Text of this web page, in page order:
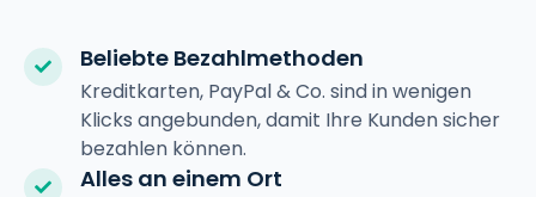
Beliebte Bezahlmethoden
Kreditkarten, PayPal & Co. sind in wenigen
Klicks angebunden, damit Ihre Kunden sicher
bezahlen können.
Alles an einem Ort